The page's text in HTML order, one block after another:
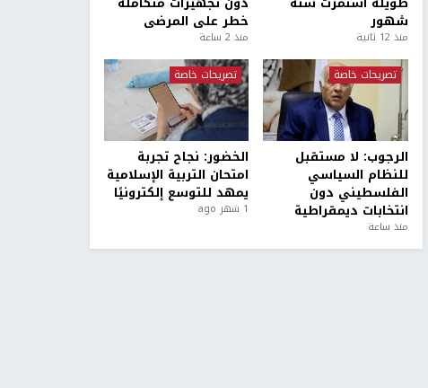
شهور
منذ 12 ثانية
خطر على المرضى
منذ 2 ساعة
تصريحات خاصة
الرجوب: لا مستقبل
للنظام السياسي
الفلسطيني دون
انتخابات ديمقراطية
منذ ساعة
تصريحات خاصة
الخضور: نجاح تجربة
امتحان التربية الإسلامية
يمهد للتوسع إلكترونيًا
1 شهر ago